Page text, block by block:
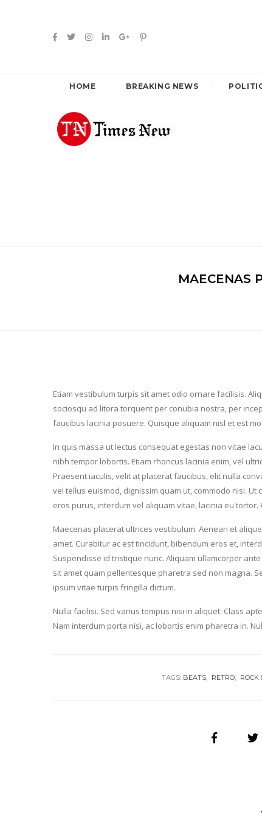
HOME BREAKING NEWS
MAECENAS
Etiam vestibulum turpis sit amet odio ornare facilisis.
sociosqu ad litora torquent per conubia nostra, per
faucibus lacinia posuere. Quisque aliquam nisl et est
In quis massa ut lectus consequat egestas non vitae
nibh tempor lobortis. Etiam rhoncus lacinia enim, vel
Praesent iaculis, velit at placerat faucibus, elit nulla
vel tellus euismod, dignissim quam ut, commodo nisi.
eros purus, interdum vel aliquam vitae, lacinia eu
Maecenas placerat ultrices vestibulum. Aenean et
amet. Curabitur ac est tincidunt, bibendum eros et,
Suspendisse id tristique nunc. Aliquam ullamcorper
sit amet quam pellentesque pharetra sed non magna.
ipsum vitae turpis fringilla dictum.
Nulla facilisi. Sed varius tempus nisi in aliquet. Class
Nam interdum porta nisi, ac lobortis enim pharetra in.
TAGS: BEATS RETRO ROCK